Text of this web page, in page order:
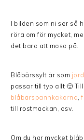
I bilden som ni ser så
röra om för mycket,
det bara att mosa på.
Blåbärssylt är som
passar till typ allt 🙂 Till
blåbärspannkakorna,
till rostmackan, osv.
Om du har mycket